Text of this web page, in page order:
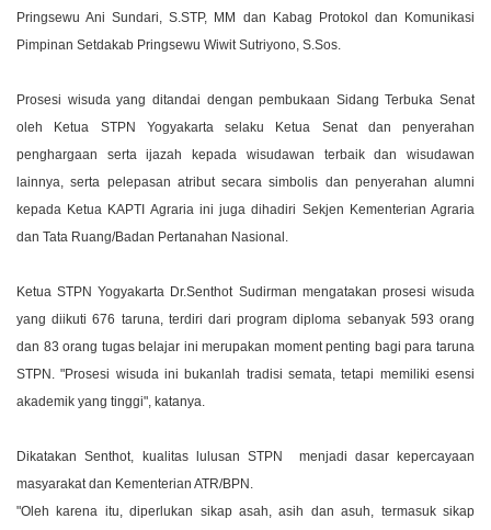
Pringsewu Ani Sundari, S.STP, MM dan Kabag Protokol dan Komunikasi
Pimpinan Setdakab Pringsewu Wiwit Sutriyono, S.Sos.
Prosesi wisuda yang ditandai dengan pembukaan Sidang Terbuka Senat
oleh Ketua STPN Yogyakarta selaku Ketua Senat dan penyerahan
penghargaan serta ijazah kepada wisudawan terbaik dan wisudawan
lainnya, serta pelepasan atribut secara simbolis dan penyerahan alumni
kepada Ketua KAPTI Agraria ini juga dihadiri Sekjen Kementerian Agraria
dan Tata Ruang/Badan Pertanahan Nasional.
Ketua STPN Yogyakarta Dr.Senthot Sudirman mengatakan prosesi wisuda
yang diikuti 676 taruna, terdiri dari program diploma sebanyak 593 orang
dan 83 orang tugas belajar ini merupakan moment penting bagi para taruna
STPN. "Prosesi wisuda ini bukanlah tradisi semata, tetapi memiliki esensi
akademik yang tinggi", katanya.
Dikatakan Senthot, kualitas lulusan STPN menjadi dasar kepercayaan
masyarakat dan Kementerian ATR/BPN.
"Oleh karena itu, diperlukan sikap asah, asih dan asuh, termasuk sikap